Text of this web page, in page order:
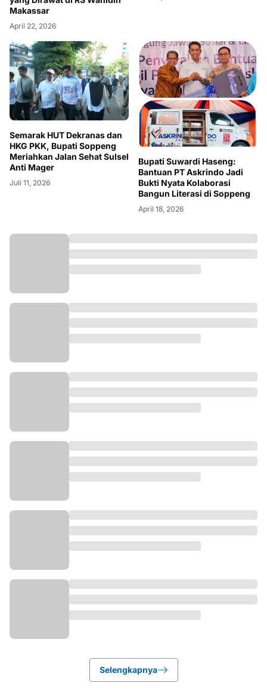
Makassar
April 22, 2026
Semarak HUT Dekranas dan
HKG PKK, Bupati Soppeng
Meriahkan Jalan Sehat Sulsel
Anti Mager
Juli 11, 2026
Bupati Suwardi Haseng:
Bantuan PT Askrindo Jadi
Bukti Nyata Kolaborasi
Bangun Literasi di Soppeng
April 18, 2026
Selengkapnya